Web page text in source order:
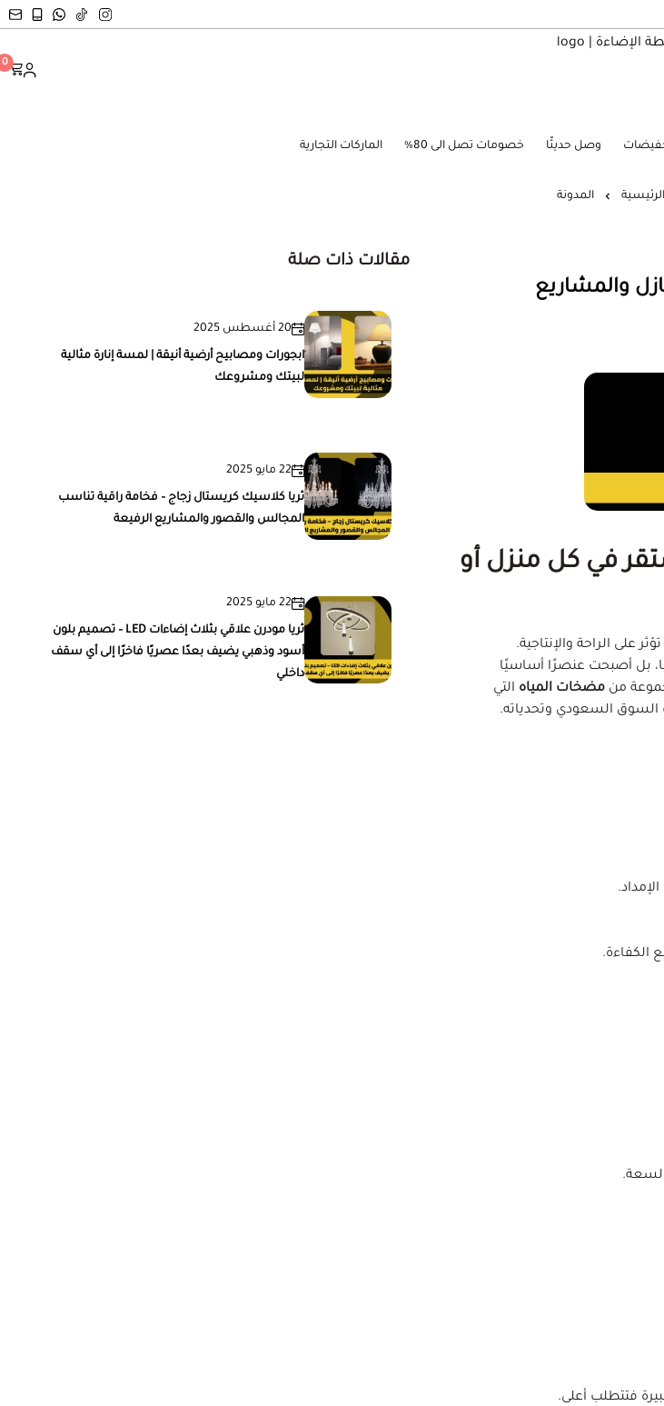
نقطة الإضاءة
0
وصل حديثًا خصومات تصل الى 80% الماركات التجارية
الرئيسية المدونة
والمشاريع
في كل منزل أو
على الراحة والإنتاجية.
بل أصبحت عنصرًا أساسيًا
من مضخات المياه التي
السوق السعودي وتحدياته.
الكفاءة.
مقالات ذات صلة
20 أغسطس 2025
ابجورات ومصابيح أرضية أنيقة | لمسة إنارة مثالية
لبيتك ومشروعك
22 مايو 2025
ثريا كلاسيك كريستال زجاج – فخامة راقية تناسب
المجالس والقصور والمشاريع الرفيعة
22 مايو 2025
ثريا مودرن علاقي بثلاث إضاءات LED – تصميم بلون
أسود وذهبي يضيف بعدًا عصريًا فاخرًا إلى أي سقف
داخلي